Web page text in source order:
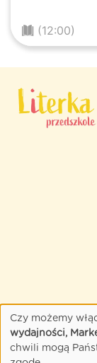
(12:00)
Czy możemy
wydajności,
chwili mogą